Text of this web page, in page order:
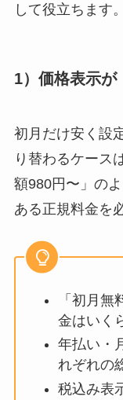
して役立ちます。
1）価格表示が
初月だけ安く設
り替わるケース
額980円〜」の
ある正規料金を
「初月
金はいく
年払い・
れぞれの
税込み表